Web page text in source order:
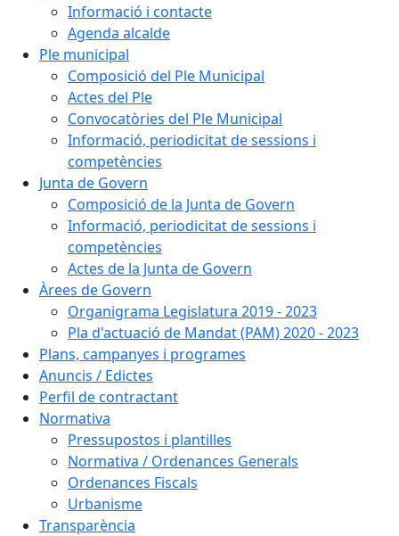
Informació i contacte
Agenda alcalde
Ple municipal
Composició del Ple Municipal
Actes del Ple
Convocatòries del Ple Municipal
Informació, periodicitat de sessions i
competències
Junta de Govern
Composició de la Junta de Govern
Informació, periodicitat de sessions i
competències
Actes de la Junta de Govern
Àrees de Govern
Organigrama Legislatura 2019 - 2023
Pla d'actuació de Mandat (PAM) 2020 - 2023
Plans, campanyes i programes
Anuncis / Edictes
Perfil de contractant
Normativa
Pressupostos i plantilles
Normativa / Ordenances Generals
Ordenances Fiscals
Urbanisme
Transparència